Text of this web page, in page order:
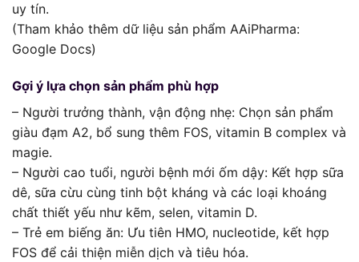
uy tín.
(Tham khảo thêm dữ liệu sản phẩm AAiPharma:
Google Docs)
Gợi ý lựa chọn sản phẩm phù hợp
– Người trưởng thành, vận động nhẹ: Chọn sản phẩm
giàu đạm A2, bổ sung thêm FOS, vitamin B complex và
magie.
– Người cao tuổi, người bệnh mới ốm dậy: Kết hợp sữa
dê, sữa cừu cùng tinh bột kháng và các loại khoáng
chất thiết yếu như kẽm, selen, vitamin D.
– Trẻ em biếng ăn: Ưu tiên HMO, nucleotide, kết hợp
FOS để cải thiện miễn dịch và tiêu hóa.